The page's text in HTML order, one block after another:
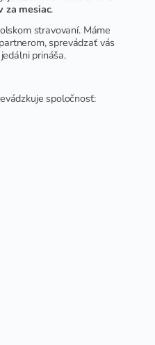
za mesiac.
stravovaní. Máme
sprevádzať vás
prináša.
spoločnosť: